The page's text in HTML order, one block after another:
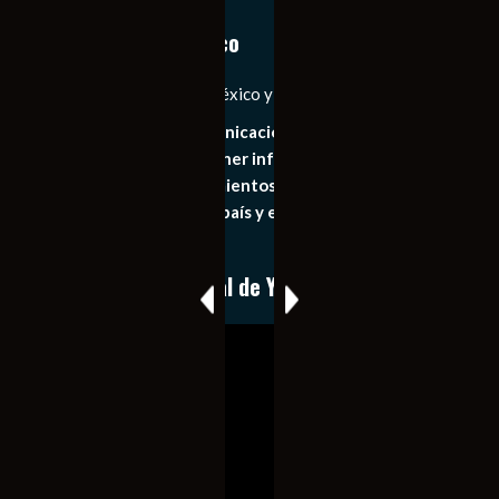
Notiexpress de México
Las Noticias Diarias de México y el Mundo a Tu Alcance
Somos un medio de comunicación digital que tiene como
principal objetivo mantener informado al publico en
general de los acontecimientos mas recientes e
importantes de nuestro país y el mundo de forma eficaz,
Conoce nuestro canal de YouTube